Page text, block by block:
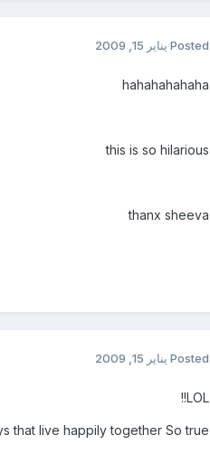
Posted يناير 15, 2009
hahahahahaha
this is so hilarious
thanx sheeva
Posted يناير 15, 2009
LOL!!
that live happily together So true